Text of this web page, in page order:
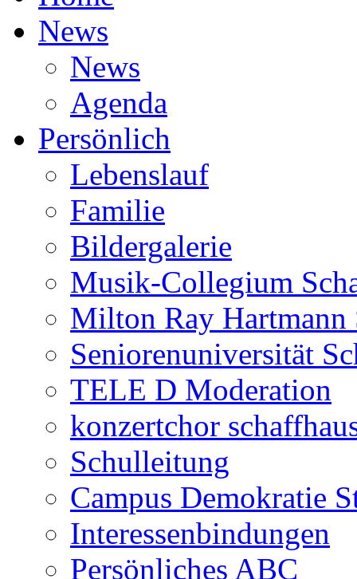
News
News
Agenda
Persönlich
Lebenslauf
Familie
Bildergalerie
Musik-Collegium
Milton Ray
Seniorenuniversität
TELE D Moderation
konzertchor
Schulleitung
Campus Demokratie
Interessenbindungen
Persönliches ABC